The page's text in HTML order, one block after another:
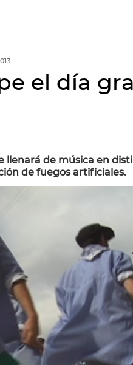
el día
llenará de música en
de fuegos artificiales.